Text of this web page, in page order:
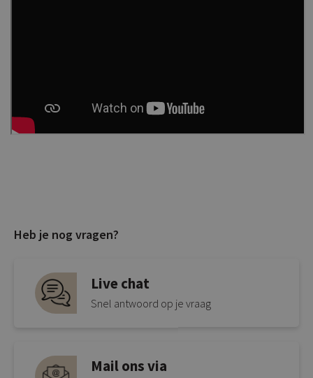
Heb je nog vragen?
Live chat
Snel antwoord op je vraag
Mail ons via